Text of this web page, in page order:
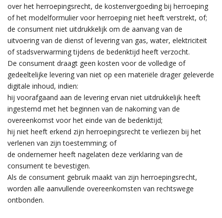
over het herroepingsrecht, de kostenvergoeding bij herroeping
of het modelformulier voor herroeping niet heeft verstrekt, of;
de consument niet uitdrukkelijk om de aanvang van de
uitvoering van de dienst of levering van gas, water, elektriciteit
of stadsverwarming tijdens de bedenktijd heeft verzocht.
De consument draagt geen kosten voor de volledige of
gedeeltelijke levering van niet op een materiële drager geleverde
digitale inhoud, indien:
hij voorafgaand aan de levering ervan niet uitdrukkelijk heeft
ingestemd met het beginnen van de nakoming van de
overeenkomst voor het einde van de bedenktijd;
hij niet heeft erkend zijn herroepingsrecht te verliezen bij het
verlenen van zijn toestemming; of
de ondernemer heeft nagelaten deze verklaring van de
consument te bevestigen.
Als de consument gebruik maakt van zijn herroepingsrecht,
worden alle aanvullende overeenkomsten van rechtswege
ontbonden.